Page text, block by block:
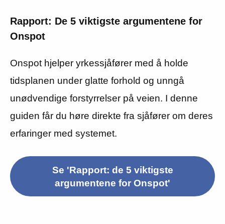
Rapport: De 5 viktigste argumentene for
Onspot
Onspot hjelper yrkessjåfører med å holde
tidsplanen under glatte forhold og unngå
unødvendige forstyrrelser på veien. I denne
guiden får du høre direkte fra sjåfører om deres
erfaringer med systemet.
Se 'Rapport: de 5 viktigste
argumentene for Onspot'